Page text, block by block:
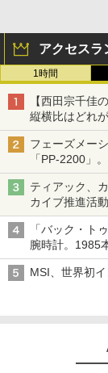
アクセスラ
1時間
【西田宗千佳
縦横比はどれ
「Galaxy Z
フェーズメー
「PP-2200」
ティアック、
カイブ推進活動
「バック・ト
腕時計。1985
MSI、世界初